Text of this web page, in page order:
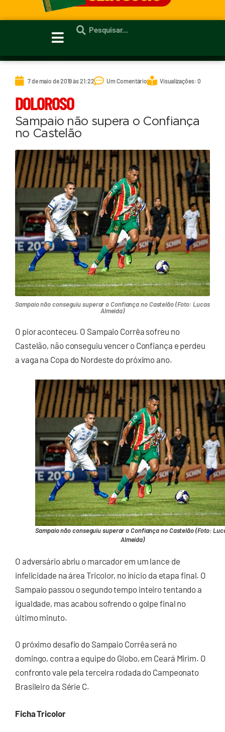
7 de maio de 2019 às 21:22 Um Comentário Visualizações: 0
DOLOROSO
Sampaio não supera o Confiança
no Castelão
Sampaio não conseguiu superar o Confiança no Castelão (Foto: Lucas
Almeida)
O pior aconteceu. O Sampaio Corrêa sofreu no
Castelão, não conseguiu vencer o Confiança e perdeu
a vaga na Copa do Nordeste do próximo ano.
Sampaio não conseguiu superar o Confiança no Castelão (Foto:
Almeida)
O adversário abriu o marcador em um lance de
infelicidade na área Tricolor, no início da etapa final. O
Sampaio passou o segundo tempo inteiro tentando a
igualdade, mas acabou sofrendo o golpe final no
último minuto.
O próximo desafio do Sampaio Corrêa será no
domingo, contra a equipe do Globo, em Ceará Mirim. O
confronto vale pela terceira rodada do Campeonato
Brasileiro da Série C.
Ficha Tricolor